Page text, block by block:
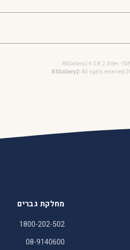
RSGallery2 4.0.8.2.0 dev -
RSGallery2. All rights reserved.
מחלקת גברים
1800-202-502
08-9140600